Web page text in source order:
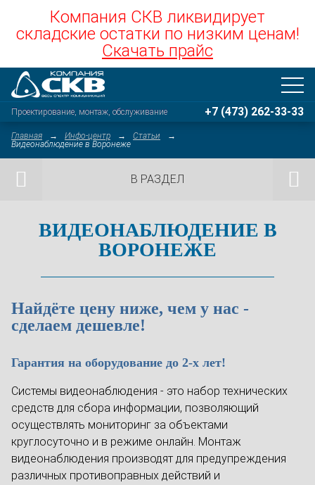
Компания СКВ ликвидирует
складские остатки по низким ценам!
Скачать прайс
Проектирование, монтаж, обслуживание +7 (473) 262-33-33
Главная Инфо-центр
Статьи
Видеонаблюдение в Воронеже
ПРЕДЫДУЩАЯ
В РАЗДЕЛ
ВИДЕОНАБЛЮДЕНИЕ В
ВОРОНЕЖЕ
Найдёте цену ниже, чем у нас -
сделаем дешевле!
Гарантия на оборудование до 2-х лет!
Системы видеонаблюдения - это набор технических
средств для сбора информации, позволяющий
осуществлять мониторинг за объектами
круглосуточно и в режиме онлайн. Монтаж
видеонаблюдения производят для предупреждения
различных противоправных действий и